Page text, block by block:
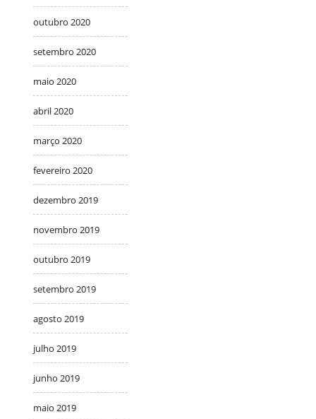
outubro 2020
setembro 2020
maio 2020
abril 2020
março 2020
fevereiro 2020
dezembro 2019
novembro 2019
outubro 2019
setembro 2019
agosto 2019
julho 2019
junho 2019
maio 2019